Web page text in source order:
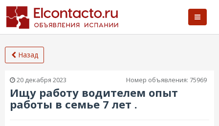
Назад
20 декабря 2023 Номер объявления: 75969
Ищу работу водителем опыт
работы в семье 7 лет .